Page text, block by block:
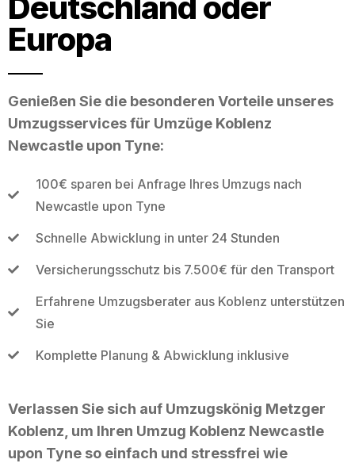
Europa
Genießen Sie die besonderen Vorteile unseres
Umzugsservices für Umzüge Koblenz
Newcastle upon Tyne:
100€ sparen bei Anfrage Ihres Umzugs nach
Newcastle upon Tyne
Schnelle Abwicklung in unter 24 Stunden
Versicherungsschutz bis 7.500€ für den Transport
Erfahrene Umzugsberater aus Koblenz unterstützen
Sie
Komplette Planung & Abwicklung inklusive
Verlassen Sie sich auf Umzugskönig Metzger
Koblenz, um Ihren Umzug Koblenz Newcastle
upon Tyne so einfach und stressfrei wie